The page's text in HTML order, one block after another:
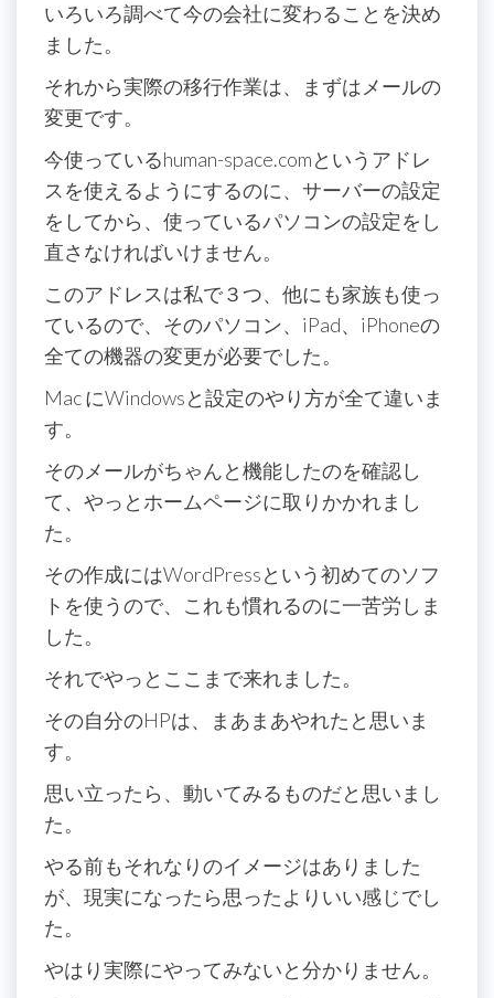
いろいろ調べて今の会社に変わることを決め
ました。
それから実際の移行作業は、まずはメールの
変更です。
今使っているhuman-space.comというアドレ
スを使えるようにするのに、サーバーの設定
をしてから、使っているパソコンの設定をし
直さなければいけません。
このアドレスは私で３つ、他にも家族も使っ
ているので、そのパソコン、iPad、iPhoneの
全ての機器の変更が必要でした。
Mac にWindowsと設定のやり方が全て違いま
す。
そのメールがちゃんと機能したのを確認し
て、やっとホームページに取りかかれまし
た。
その作成にはWordPressという初めてのソフ
トを使うので、これも慣れるのに一苦労しま
した。
それでやっとここまで来れました。
その自分のHPは、まあまあやれたと思いま
す。
思い立ったら、動いてみるものだと思いまし
た。
やる前もそれなりのイメージはありました
が、現実になったら思ったよりいい感じでし
た。
やはり実際にやってみないと分かりません。